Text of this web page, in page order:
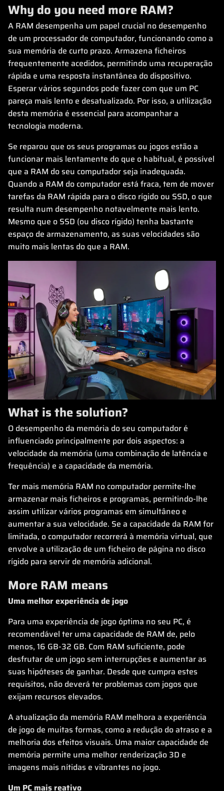
Why do you need more RAM?
A RAM desempenha um papel crucial no desempenho
de um processador de computador, funcionando como a
sua memória de curto prazo. Armazena ficheiros
frequentemente acedidos, permitindo uma recuperação
rápida e uma resposta instantânea do dispositivo.
Esperar vários segundos pode fazer com que um PC
pareça mais lento e desatualizado. Por isso, a utilização
desta memória é essencial para acompanhar a
tecnologia moderna.
Se reparou que os seus programas ou jogos estão a
funcionar mais lentamente do que o habitual, é possível
que a RAM do seu computador seja inadequada.
Quando a RAM do computador está fraca, tem de mover
tarefas da RAM rápida para o disco rígido ou SSD, o que
resulta num desempenho notavelmente mais lento.
Mesmo que o SSD (ou disco rígido) tenha bastante
espaço de armazenamento, as suas velocidades são
muito mais lentas do que a RAM.
What is the solution?
O desempenho da memória do seu computador é
influenciado principalmente por dois aspectos: a
velocidade da memória (uma combinação de latência e
frequência) e a capacidade da memória.
Ter mais memória RAM no computador permite-lhe
armazenar mais ficheiros e programas, permitindo-lhe
assim utilizar vários programas em simultâneo e
aumentar a sua velocidade. Se a capacidade da RAM for
limitada, o computador recorrerá à memória virtual, que
envolve a utilização de um ficheiro de página no disco
rígido para servir de memória adicional.
More RAM means
Uma melhor experiência de jogo
Para uma experiência de jogo óptima no seu PC, é
recomendável ter uma capacidade de RAM de, pelo
menos, 16 GB-32 GB. Com RAM suficiente, pode
desfrutar de um jogo sem interrupções e aumentar as
suas hipóteses de ganhar. Desde que cumpra estes
requisitos, não deverá ter problemas com jogos que
exijam recursos elevados.
A atualização da memória RAM melhora a experiência
de jogo de muitas formas, como a redução do atraso e a
melhoria dos efeitos visuais. Uma maior capacidade de
memória permite uma melhor renderização 3D e
imagens mais nítidas e vibrantes no jogo.
Um PC mais reativo